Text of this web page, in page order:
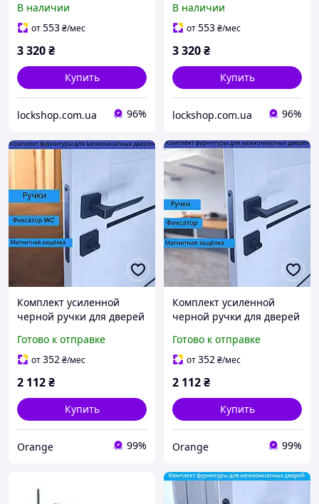
WALA H4S32/SM1OM1
стекло-рама, серебро
В наличии
от553₴/мес
3 320₴
Купить
lockshop.com.ua 96%
WALA H4S32/SM1OM1
стекло-рама, чёрная
В наличии
от553₴/мес
3 320₴
Купить
lockshop.com.ua 96%
Комплект усиленной
черной ручки для дверей
и фиксатором WC TRION
CAPRI Z-49 Black
Готово к отправке
от352₴/мес
2 112₴
Купить
Orange 99%
Комплект усиленной
черной ручки для дверей
и фиксатором WC TRION
MARS Z-49 Black
Готово к отправке
от352₴/мес
2 112₴
Купить
Orange 99%